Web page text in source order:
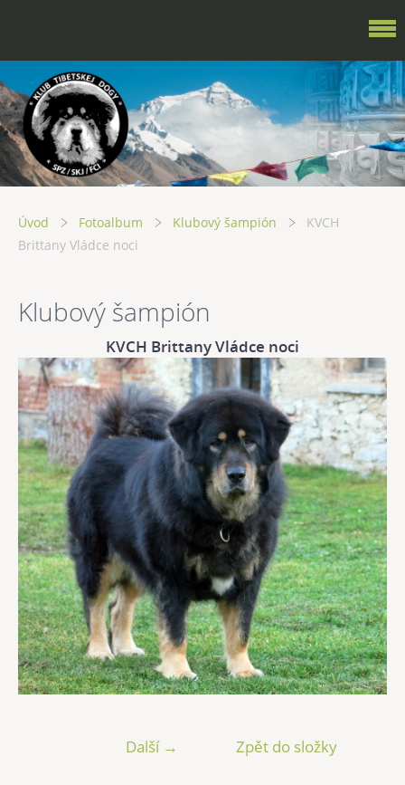
Úvod Fotoalbum Klubový šampión
KVCH
Brittany Vládce noci
Klubový šampión
KVCH Brittany Vládce noci
Další → Zpět do složky